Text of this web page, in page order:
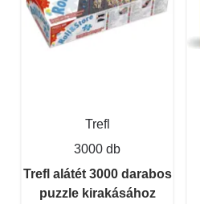
Trefl
3000 db
Trefl alátét 3000 darabos
puzzle kirakásához